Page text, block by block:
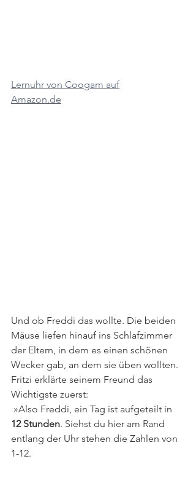
Lernuhr von Coogam auf
Amazon.de
Und ob Freddi das wollte. Die beiden
Mäuse liefen hinauf ins Schlafzimmer
der Eltern, in dem es einen schönen
Wecker gab, an dem sie üben wollten.
Fritzi erklärte seinem Freund das
Wichtigste zuerst:
»Also Freddi, ein Tag ist aufgeteilt in
12 Stunden. Siehst du hier am Rand
entlang der Uhr stehen die Zahlen von
1-12.